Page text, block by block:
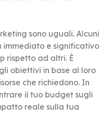
sono uguali. Alcuni
immediato e significativo
rispetto ad altri. È
obiettivi in base al loro
che richiedono. In
il tuo budget sugli
reale sulla tua